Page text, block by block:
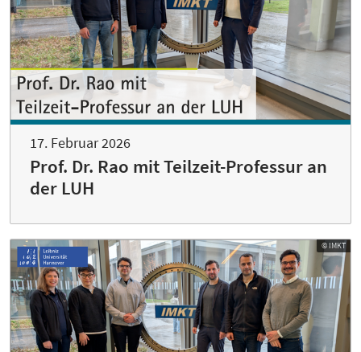
17. Februar 2026
Prof. Dr. Rao mit Teilzeit-Professur an
der LUH
© IMKT